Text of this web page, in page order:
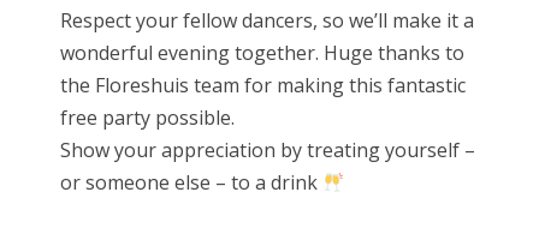
Respect your fellow dancers, so we’ll make it a
wonderful evening together. Huge thanks to
the Floreshuis team for making this fantastic
free party possible.
Show your appreciation by treating yourself –
or someone else – to a drink